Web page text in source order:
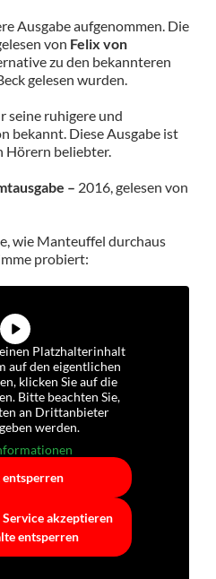
Ausgabe aufgenommen. Die
von Felix von
zu den bekannteren
gelesen wurden.
seine ruhigere und
bekannt. Diese Ausgabe ist
Hörern beliebter.
– 2016, gelesen von
wie Manteuffel durchaus
probiert:
einen Platzhalterinhalt
auf den eigentlichen
klicken Sie auf die
Bitte beachten Sie,
an Drittanbieter
werden.
akzeptieren
entsperren